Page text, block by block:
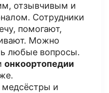
отзывчивым и
Сотрудники
помогают,
Можно
любые вопросы.
онкоортопедии
и